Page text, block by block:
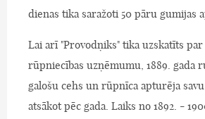
dienas tika saražoti 50 pāru gumijas
Lai arī "Provodņiks" tika uzskatīts
rūpniecības uzņēmumu, 1889. gada
galošu cehs un rūpnīca apturēja
atsākot pēc gada. Laiks no 1892. -